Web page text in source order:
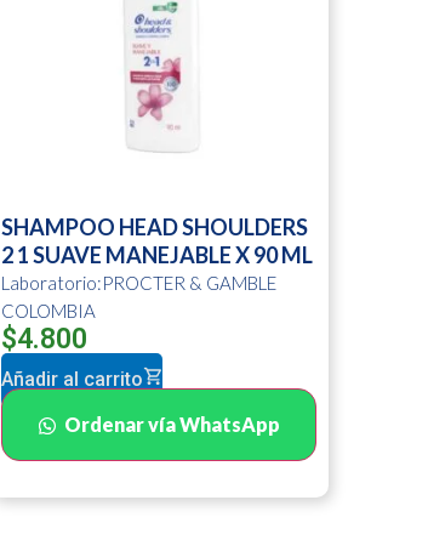
SHAMPOO HEAD SHOULDERS
2 1 SUAVE MANEJABLE X 90 ML
Laboratorio:PROCTER & GAMBLE
COLOMBIA
$4.800
Añadir al carrito
Ordenar vía WhatsApp